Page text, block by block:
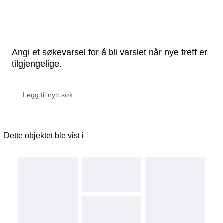
Angi et søkevarsel for å bli varslet når nye treff er
tilgjengelige.
Dette objektet ble vist i